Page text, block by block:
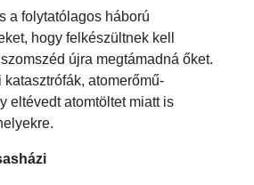
a folytatólagos háború
hogy felkészültnek kell
újra megtámadná őket.
katasztrófák, atomerőmű-
eltévedt atomtöltet miatt is